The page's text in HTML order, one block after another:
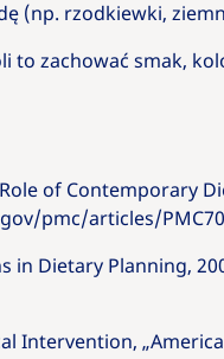
(np. rzodkiewki,
to zachować smak,
of Contemporary
pmc/articles/
Dietary Planning,
Intervention,